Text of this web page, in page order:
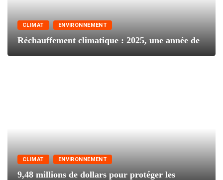
CLIMAT ENVIRONNEMENT
Réchauffement climatique : 2025, une année de
CLIMAT ENVIRONNEMENT
9,48 millions de dollars pour protéger les